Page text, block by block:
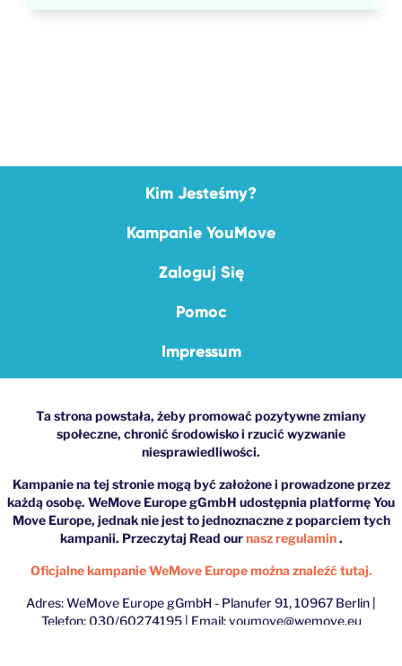
Kim Jesteśmy?
Kampanie YouMove
Zaloguj Się
Pomoc
Impressum
Ta strona powstała, żeby promować pozytywne zmiany
społeczne, chronić środowisko i rzucić wyzwanie
niesprawiedliwości.
Kampanie na tej stronie mogą być założone i prowadzone przez
każdą osobę. WeMove Europe gGmbH udostępnia platformę You
Move Europe, jednak nie jest to jednoznaczne z poparciem tych
kampanii. Przeczytaj Read ournasz regulamin.
Oficjalne kampanie WeMove Europe można znaleźć tutaj.
Adres: WeMove Europe gGmbH - Planufer 91, 10967 Berlin |
Telefon: 030/60274195 | Email:youmove@wemove.eu